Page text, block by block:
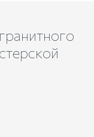
гранитного